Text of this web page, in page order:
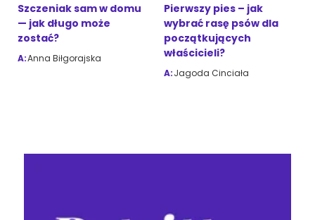
Szczeniak sam w domu
— jak długo może
zostać?
A:Anna Biłgorajska
Pierwszy pies – jak
wybrać rasę psów dla
początkujących
właścicieli?
A:Jagoda Cinciała